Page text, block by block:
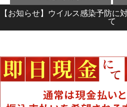
【お知らせ】ウイルス感染予防に
て